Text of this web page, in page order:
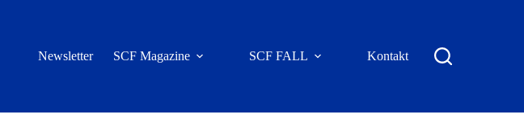
Newsletter SCF Magazine SCF FALL Kontakt